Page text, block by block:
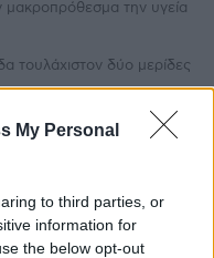
My Personal
to third parties, or
information for
the below opt-out
μακροπρόθεσμα την υγεία
τουλάχιστον δύο μερίδες
χρώμα. Τα καρότα, οι